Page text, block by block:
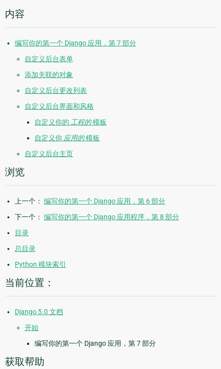
内容
编写你的第一个 Django 应用，第 7 部分
自定义后台表单
添加关联的对象
自定义后台更改列表
自定义后台界面和风格
自定义你的 工程的模板
自定义你 应用的模板
自定义后台主页
浏览
上一个： 编写你的第一个 Django 应用，第 6 部分
下一个： 编写你的第一个 Django 应用程序，第 8 部分
目录
总目录
Python 模块索引
当前位置：
Django 5.0 文档
开始
编写你的第一个 Django 应用，第 7 部分
获取帮助